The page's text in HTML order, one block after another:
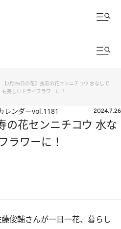
【7月26日の花】長寿の花センニチコウ 水なしで
も美しいドライフラワーに！
レンダーvol.1181 2024.7.26
の花センニチコウ 水な
ラワーに！
俊輔さんが一日一花、暮らし